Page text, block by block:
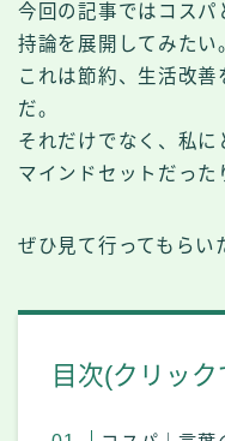
今回の記事ではコスパ
持論を展開してみたい
これは節約、生活改
だ。
それだけでなく、私に
マインドセットだった
ぜひ見て行ってもらい
目次(クリッ